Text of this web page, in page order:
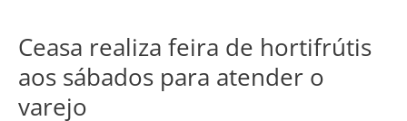
Ceasa realiza feira de hortifrútis
aos sábados para atender o
varejo
Ceasa
feira
de